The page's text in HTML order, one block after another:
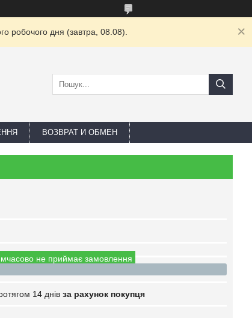
робочого дня (завтра, 08.08).
ВОЗВРАТ И ОБМЕН
не приймає замовлення
14 днів за рахунок покупця